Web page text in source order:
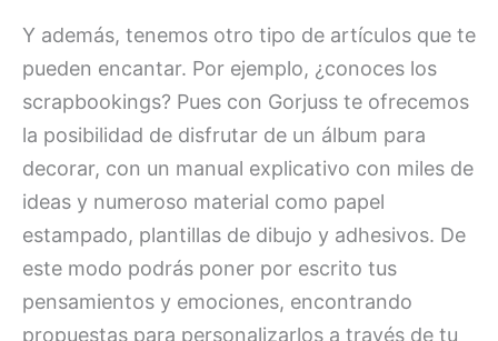
Y además, tenemos otro tipo de artículos que te
pueden encantar. Por ejemplo, ¿conoces los
scrapbookings? Pues con Gorjuss te ofrecemos
la posibilidad de disfrutar de un álbum para
decorar, con un manual explicativo con miles de
ideas y numeroso material como papel
estampado, plantillas de dibujo y adhesivos. De
este modo podrás poner por escrito tus
pensamientos y emociones, encontrando
propuestas para personalizarlos a través de tu